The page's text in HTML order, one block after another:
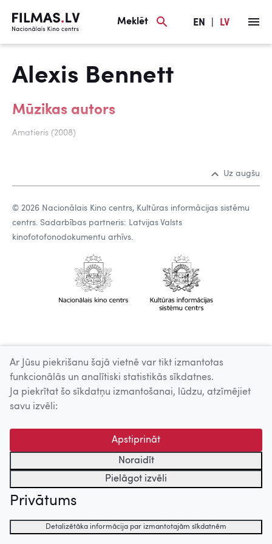
Meklēt EN LV
Alexis Bennett
Mūzikas autors
Amatieris (2008)
Uz augšu
© 2026 Nacionālais Kino centrs, Kultūras informācijas sistēmu
centrs. Sadarbības partneris: Latvijas Valsts
kinofotofonodokumentu arhīvs.
Ar Jūsu piekrišanu šajā vietnē var tikt izmantotas
funkcionālās un analītiski statistikās sīkdatnes.
Ja piekrītat šo sīkdatņu izmantošanai, lūdzu, atzīmējiet
savu izvēli:
Apstiprināt
Noraidīt
Pielāgot izvēli
Privātums
Detalizētāka informācija par izmantotajām sīkdatnēm